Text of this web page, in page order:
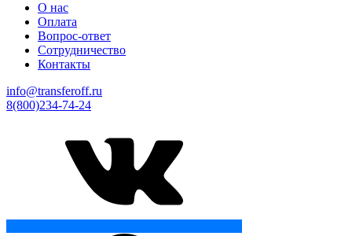
О нас
Оплата
Вопрос-ответ
Сотрудничество
Контакты
info@transferoff.ru
8(800)234-74-24